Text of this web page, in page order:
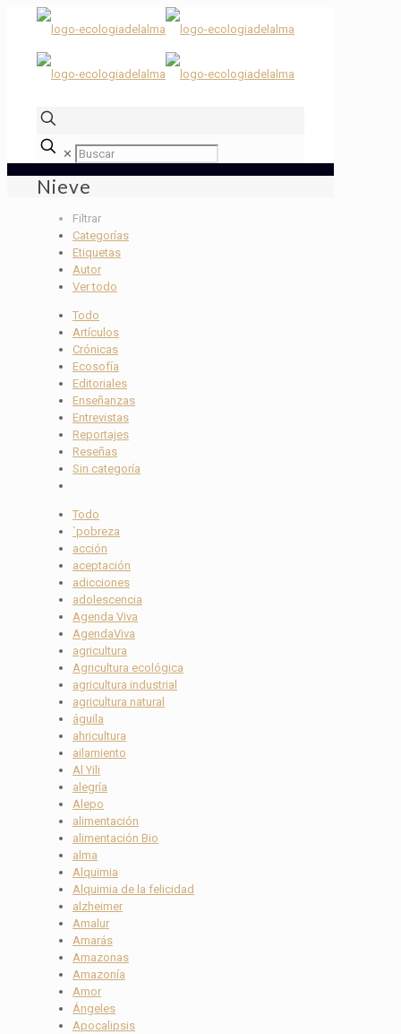
✕
Nieve
Filtrar
Categorías
Etiquetas
Autor
Ver todo
Todo
Artículos
Crónicas
Ecosofía
Editoriales
Enseñanzas
Entrevistas
Reportajes
Reseñas
Sin categoría
Todo
`pobreza
acción
aceptación
adicciones
adolescencia
Agenda Viva
AgendaViva
agricultura
Agricultura ecológica
agricultura industrial
agricultura natural
águila
ahricultura
ailamiento
Al Yili
alegría
Alepo
alimentación
alimentación Bio
alma
Alquimia
Alquimia de la felicidad
alzheimer
Amalur
Amarás
Amazonas
Amazonía
Amor
Ángeles
Apocalipsis